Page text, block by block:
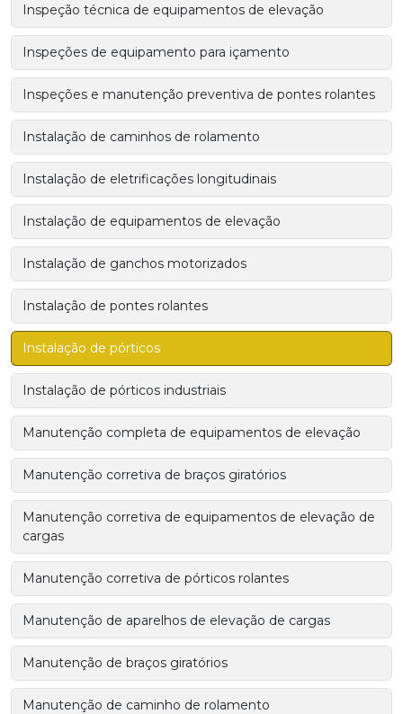
Inspeção técnica de equipamentos de elevação
Inspeções de equipamento para içamento
Inspeções e manutenção preventiva de pontes rolantes
Instalação de caminhos de rolamento
Instalação de eletrificações longitudinais
Instalação de equipamentos de elevação
Instalação de ganchos motorizados
Instalação de pontes rolantes
Instalação de pórticos
Instalação de pórticos industriais
Manutenção completa de equipamentos de elevação
Manutenção corretiva de braços giratórios
Manutenção corretiva de equipamentos de elevação de
cargas
Manutenção corretiva de pórticos rolantes
Manutenção de aparelhos de elevação de cargas
Manutenção de braços giratórios
Manutenção de caminho de rolamento